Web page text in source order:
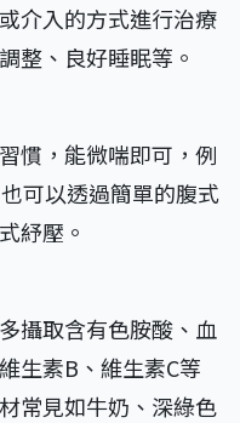
介入的方式進行治療
整、良好睡眠等。
慣，能微喘即可，例
可以透過簡單的腹式
紓壓。
攝取含有色胺酸、血
生素B、維生素C等
常見如牛奶、深綠色